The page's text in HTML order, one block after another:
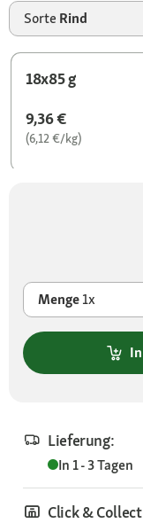
Sorte Rind
18x85 g
9,36 €
(6,12 €/kg)
Menge1x
Lieferung:
In 1 - 3 Tagen
Click & Collect